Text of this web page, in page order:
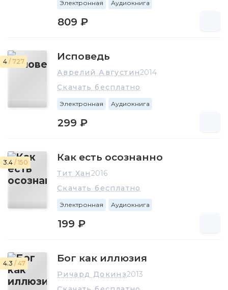
Электронная Аудиокнига
809 ₽
4 / 727 Исповедь
Аврелий Августин2014
Скачать бесплатно
Электронная Аудиокнига
299 ₽
3.4 / 150 Как есть осознанно
Тит Хан2016
Скачать бесплатно
Электронная Аудиокнига
199 ₽
4.3 / 47 Бог как иллюзия
Ричард Докинз2013